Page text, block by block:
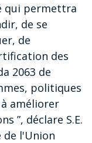
qui permettra
de se
de
des
2063 de
politiques
améliorer
”, déclare S.E.
de l'Union